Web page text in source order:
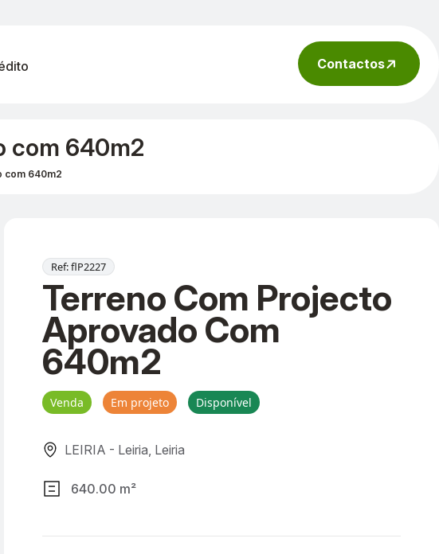
Contactos
com 640m2
com 640m2
Ref: flP2227
Terreno Com Projecto
Aprovado Com
640m2
Venda Em projeto Disponível
LEIRIA - Leiria, Leiria
640.00 m²